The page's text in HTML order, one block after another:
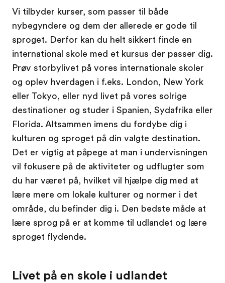
Vi tilbyder kurser, som passer til både
nybegyndere og dem der allerede er gode til
sproget. Derfor kan du helt sikkert finde en
international skole med et kursus der passer dig.
Prøv storbylivet på vores internationale skoler
og oplev hverdagen i f.eks. London, New York
eller Tokyo, eller nyd livet på vores solrige
destinationer og studer i Spanien, Sydafrika eller
Florida. Altsammen imens du fordybe dig i
kulturen og sproget på din valgte destination.
Det er vigtig at påpege at man i undervisningen
vil fokusere på de aktiviteter og udflugter som
du har været på, hvilket vil hjælpe dig med at
lære mere om lokale kulturer og normer i det
område, du befinder dig i. Den bedste måde at
lære sprog på er at komme til udlandet og lære
sproget flydende.
Livet på en skole i udlandet